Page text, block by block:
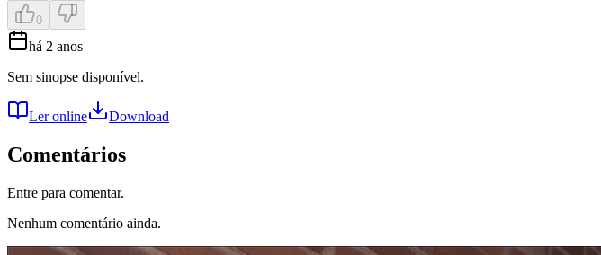
0
há 2 anos
Sem sinopse disponível.
Ler online Download
Comentários
Entre para comentar.
Nenhum comentário ainda.